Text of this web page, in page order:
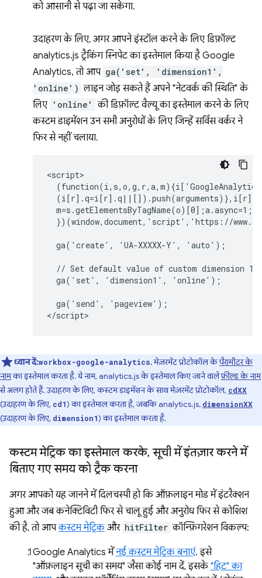
को आसानी से पढ़ा जा सकेगा.
उदाहरण के लिए, अगर आपने इंस्टॉल करने के लिए डिफ़ॉल्ट
analytics.js ट्रैकिंग स्निपेट का इस्तेमाल किया है Google
Analytics, तो आप ga('set', 'dimension1',
'online') लाइन जोड़ सकते हैं अपने "नेटवर्क की स्थिति" के
लिए 'online' की डिफ़ॉल्ट वैल्यू का इस्तेमाल करने के लिए
कस्टम डाइमेंशन उन सभी अनुरोधों के लिए जिन्हें सर्विस वर्कर ने
फिर से नहीं चलाया.
<script>
})(window,document,'script','https://
  ga('create', 'UA-XXXXX-Y', 'auto');
// Set default value of custom dimension 1
  ga('set', 'dimension1', 'online');
  ga('send', 'pageview');
ध्यान दें:workbox-google-analytics, मेज़रमेंट प्रोटोकॉल केपैरामीटर के
नामका इस्तेमाल करता है. ये नाम, analytics.js के इस्तेमाल किए जाने वालेफ़ील्ड के नाम
से अलग होते हैं. उदाहरण के लिए, कस्टम डाइमेंशन के साथ मेज़रमेंट प्रोटोकॉल, cdXX
(उदाहरण के लिए, cd1) का इस्तेमाल करता है, जबकि analytics.js, dimensionXX
(उदाहरण के लिए, dimension1) का इस्तेमाल करता है.
कस्टम मेट्रिक का इस्तेमाल करके, सूची में इंतज़ार करने में
बिताए गए समय को ट्रैक करना
अगर आपको यह जानने में दिलचस्पी हो कि ऑफ़लाइन मोड में इंटरैक्शन
हुआ और जब कनेक्टिविटी फिर से चालू हुई और अनुरोध फिर से कोशिश
की है, तो आपकस्टम मेट्रिकऔर hitFilter कॉन्फ़िगरेशन विकल्प:
Google Analytics मेंनई कस्टम मेट्रिक बनाएं. इसे
"ऑफ़लाइन सूची का समय" जैसा कोई नाम दें, इसके"हिट" का